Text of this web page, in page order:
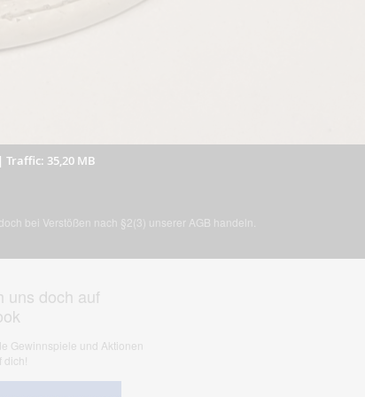
| Traffic: 35,20 MB
bei Verstößen nach §2(3) unserer AGB handeln.
uns doch auf
Gewinnspiele und Aktionen
dich!